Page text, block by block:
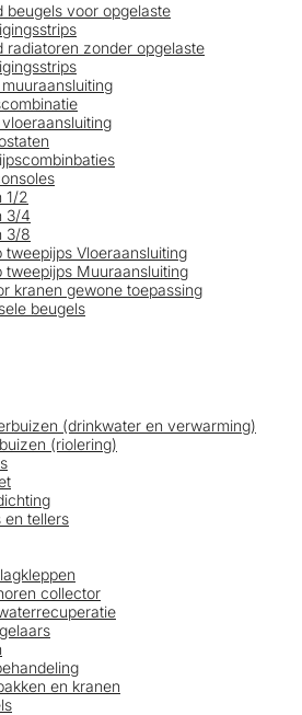
beugels voor opgelaste
radiatoren zonder opgelaste
1/2
3/4
3/8
tweepijps Vloeraansluiting
tweepijps Muuraansluiting
kranen gewone toepassing
beugels
(drinkwater en verwarming)
(riolering)
en tellers
collector
en kranen